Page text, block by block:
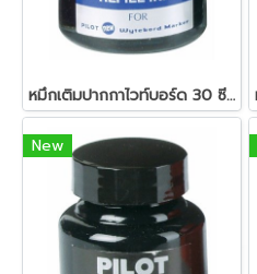
หมึกเติมปากกาไวท์บอร์ด 30 ซีซี. สีน้ำเงิน ไพล็อต
New